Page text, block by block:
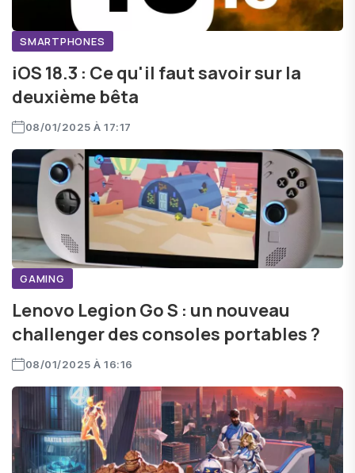
SMARTPHONES
iOS 18.3 : Ce qu'il faut savoir sur la
deuxième bêta
08/01/2025 À 17:17
GAMING
Lenovo Legion Go S : un nouveau
challenger des consoles portables ?
08/01/2025 À 16:16